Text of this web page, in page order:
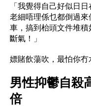
「我覺得自己好似日
老細唔理係乜都倒過
車，搞到枱頭文件堆
斷氣！」
嫖賭飲蕩吹，最怕你冇
男性抑鬱自殺
倍